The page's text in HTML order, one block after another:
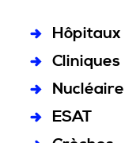
Hôpitaux
Cliniques
Nucléaire
ESAT